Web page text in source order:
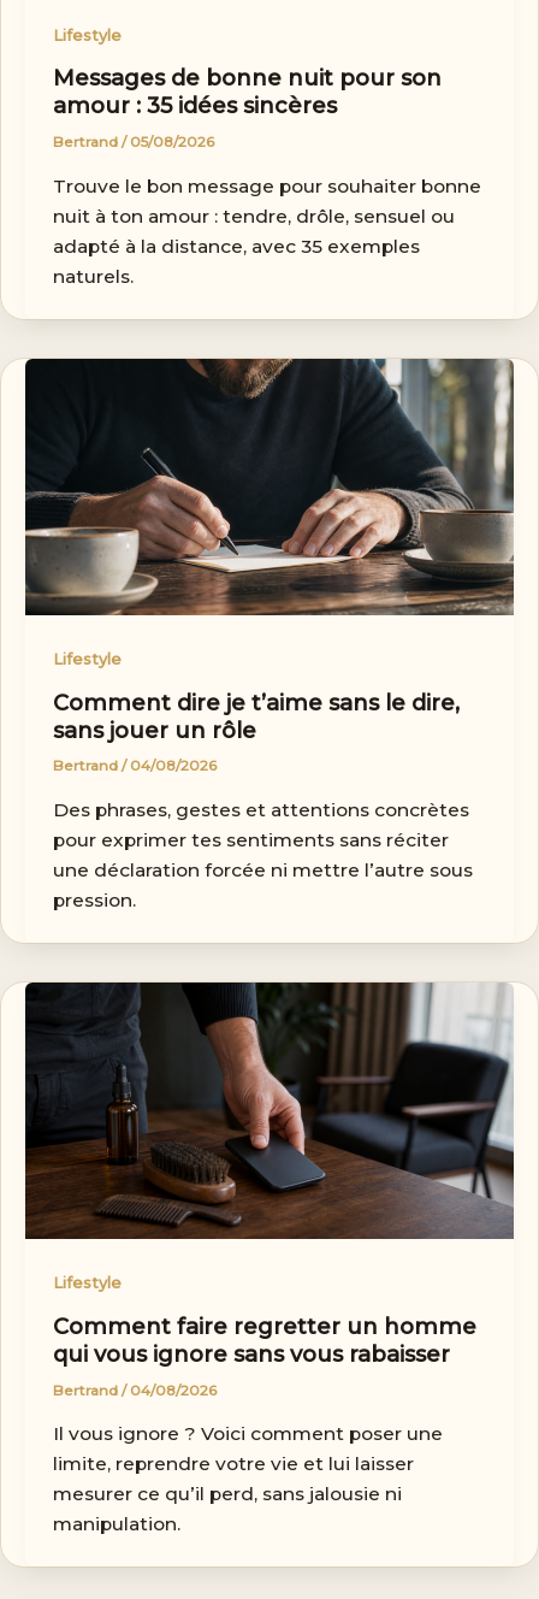
Lifestyle
Messages de bonne nuit pour son
amour : 35 idées sincères
Bertrand/ 05/08/2026
Trouve le bon message pour souhaiter bonne
nuit à ton amour : tendre, drôle, sensuel ou
adapté à la distance, avec 35 exemples
naturels.
Lifestyle
Comment dire je t’aime sans le dire,
sans jouer un rôle
Bertrand/ 04/08/2026
Des phrases, gestes et attentions concrètes
pour exprimer tes sentiments sans réciter
une déclaration forcée ni mettre l’autre sous
pression.
Lifestyle
Comment faire regretter un homme
qui vous ignore sans vous rabaisser
Bertrand/ 04/08/2026
Il vous ignore ? Voici comment poser une
limite, reprendre votre vie et lui laisser
mesurer ce qu’il perd, sans jalousie ni
manipulation.